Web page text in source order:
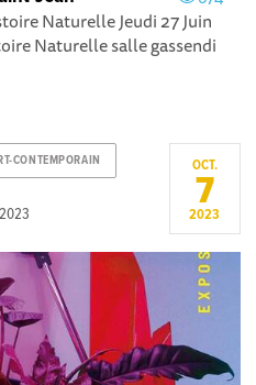
Naturelle Jeudi 27 Juin
Naturelle salle gassendi
CONTEMPORAIN OCT.
7
2023